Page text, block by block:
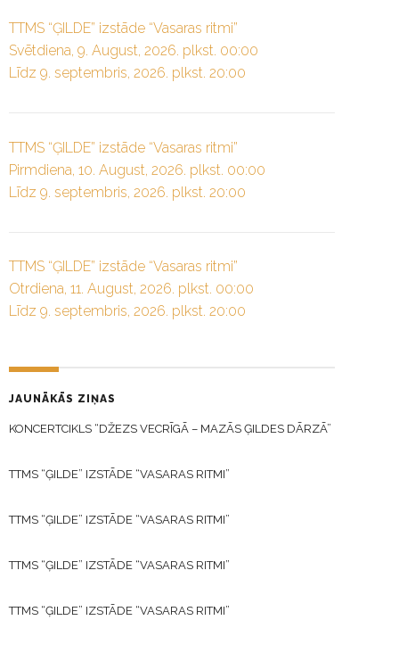
TTMS “ĢILDE” izstāde “Vasaras ritmi”
Svētdiena, 9. August, 2026. plkst. 00:00
Līdz 9. septembris, 2026. plkst. 20:00
TTMS “ĢILDE” izstāde “Vasaras ritmi”
Pirmdiena, 10. August, 2026. plkst. 00:00
Līdz 9. septembris, 2026. plkst. 20:00
TTMS “ĢILDE” izstāde “Vasaras ritmi”
Otrdiena, 11. August, 2026. plkst. 00:00
Līdz 9. septembris, 2026. plkst. 20:00
JAUNĀKĀS ZIŅAS
KONCERTCIKLS “DŽEZS VECRĪGĀ – MAZĀS ĢILDES DĀRZĀ”
TTMS “ĢILDE” IZSTĀDE “VASARAS RITMI”
TTMS “ĢILDE” IZSTĀDE “VASARAS RITMI”
TTMS “ĢILDE” IZSTĀDE “VASARAS RITMI”
TTMS “ĢILDE” IZSTĀDE “VASARAS RITMI”